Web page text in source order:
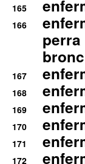
165
166
167
168
169
170
171
172